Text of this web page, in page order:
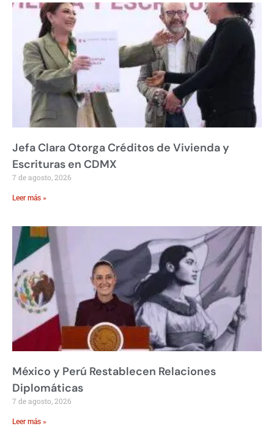
Jefa Clara Otorga Créditos de Vivienda y
Escrituras en CDMX
7 de agosto, 2026
Leer más »
México y Perú Restablecen Relaciones
Diplomáticas
7 de agosto, 2026
Leer más »